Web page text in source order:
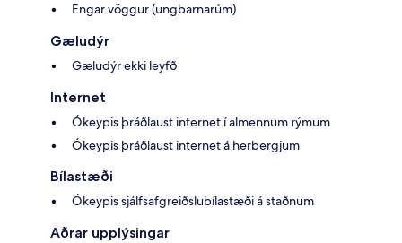
Engar vöggur (ungbarnarúm)
Gæludýr
Gæludýr ekki leyfð
Internet
Ókeypis þráðlaust internet í almennum rýmum
Ókeypis þráðlaust internet á herbergjum
Bílastæði
Ókeypis sjálfsafgreiðslubílastæði á staðnum
Aðrar upplýsingar